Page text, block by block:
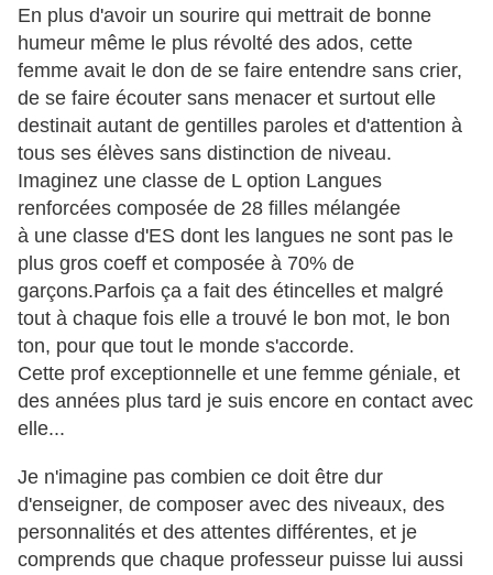
En plus d'avoir un sourire qui mettrait de bonne
humeur même le plus révolté des ados, cette
femme avait le don de se faire entendre sans crier,
de se faire écouter sans menacer et surtout elle
destinait autant de gentilles paroles et d'attention à
tous ses élèves sans distinction de niveau.
Imaginez une classe de L option Langues
renforcées composée de 28 filles mélangée
à une classe d'ES dont les langues ne sont pas le
plus gros coeff et composée à 70% de
garçons.Parfois ça a fait des étincelles et malgré
tout à chaque fois elle a trouvé le bon mot, le bon
ton, pour que tout le monde s'accorde.
Cette prof exceptionnelle et une femme géniale, et
des années plus tard je suis encore en contact avec
elle...
Je n'imagine pas combien ce doit être dur
d'enseigner, de composer avec des niveaux, des
personnalités et des attentes différentes, et je
comprends que chaque professeur puisse lui aussi